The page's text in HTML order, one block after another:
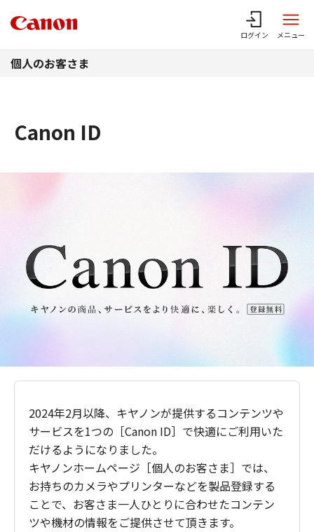
ログイン メニュー
個人のお客さま
Canon ID
2024年2月以降、キヤノンが提供するコンテンツや
サービスを1つの［Canon ID］で快適にご利用いた
だけるようになりました。
キヤノンホームページ［個人のお客さま］では、
お持ちのカメラやプリンターなどを製品登録する
ことで、お客さま一人ひとりに合わせたコンテン
ツや機材の情報をご提供させて頂きます。